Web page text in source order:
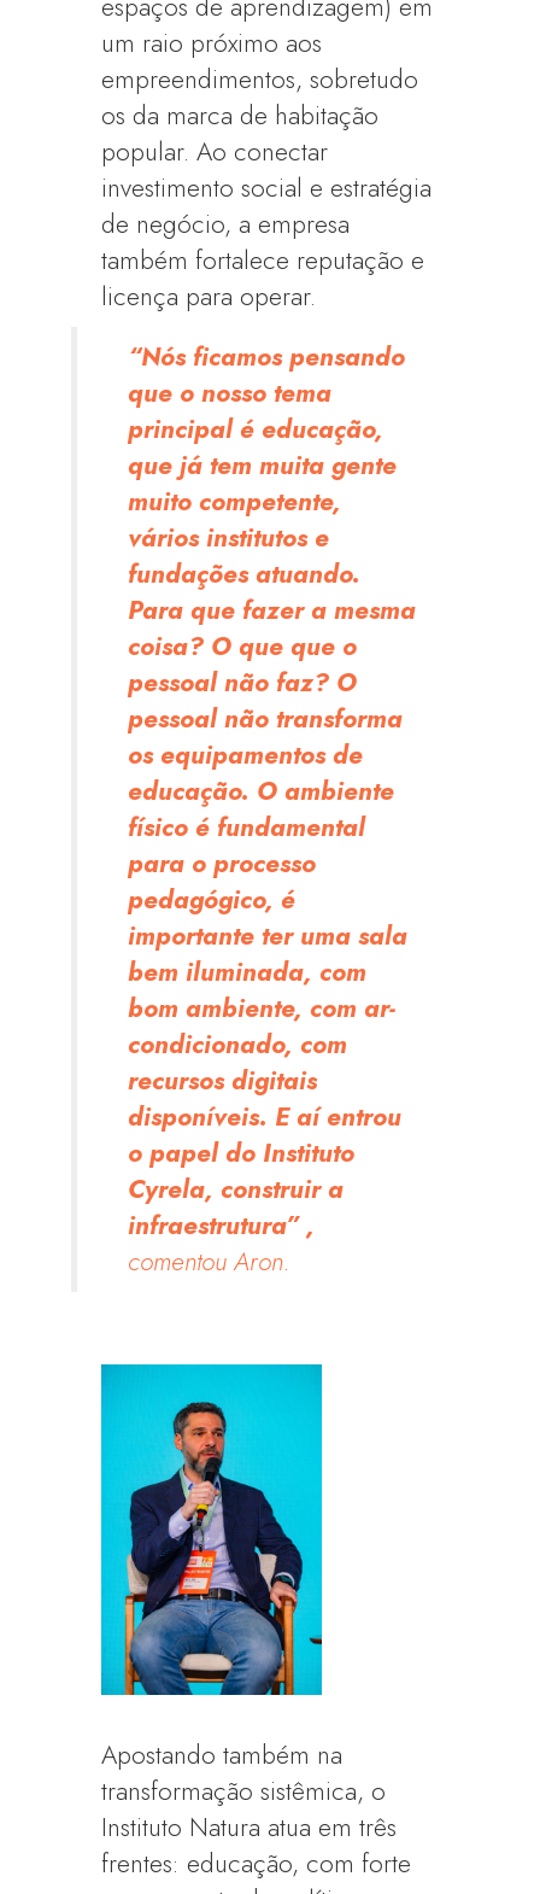
espaços de aprendizagem) em
um raio próximo aos
empreendimentos, sobretudo
os da marca de habitação
popular. Ao conectar
investimento social e estratégia
de negócio, a empresa
também fortalece reputação e
licença para operar.
“Nós ficamos pensando
que o nosso tema
principal é educação,
que já tem muita gente
muito competente,
vários institutos e
fundações atuando.
Para que fazer a mesma
coisa? O que que o
pessoal não faz? O
pessoal não transforma
os equipamentos de
educação. O ambiente
físico é fundamental
para o processo
pedagógico, é
importante ter uma sala
bem iluminada, com
bom ambiente, com ar-
condicionado, com
recursos digitais
disponíveis. E aí entrou
o papel do Instituto
Cyrela, construir a
infraestrutura” ,
comentou Aron.
Apostando também na
transformação sistêmica, o
Instituto Natura atua em três
frentes: educação, com forte